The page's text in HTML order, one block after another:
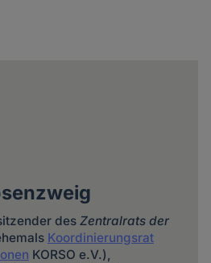
des Zentralrats der
Koordinierungsrat
KORSO e.V.),